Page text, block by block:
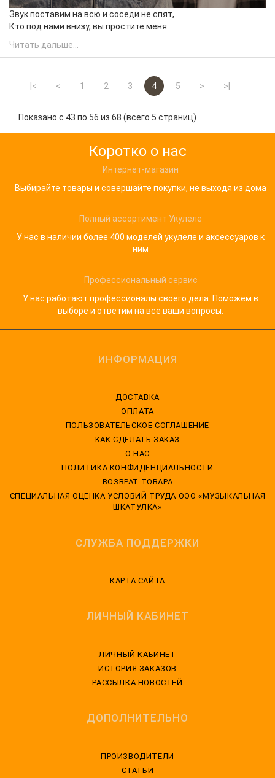
Звук поставим на всю и соседи не спят,
Кто под нами внизу, вы простите меня
Читать дальше...
|< < 1 2 3 4 5 > >|
Показано с 43 по 56 из 68 (всего 5 страниц)
Коротко о нас
Интернет-магазин
Выбирайте товары и совершайте покупки, не выходя из дома
Полный ассортимент Укулеле
У нас в наличии более 400 моделей укулеле и аксессуаров к
ним
Профессиональный сервис
У нас работают профессионалы своего дела. Поможем в
выборе и ответим на все ваши вопросы.
ИНФОРМАЦИЯ
ДОСТАВКА
ОПЛАТА
ПОЛЬЗОВАТЕЛЬСКОЕ СОГЛАШЕНИЕ
КАК СДЕЛАТЬ ЗАКАЗ
О НАС
ПОЛИТИКА КОНФИДЕНЦИАЛЬНОСТИ
ВОЗВРАТ ТОВАРА
CПЕЦИАЛЬНАЯ ОЦЕНКА УСЛОВИЙ ТРУДА ООО «МУЗЫКАЛЬНАЯ
ШКАТУЛКА»
СЛУЖБА ПОДДЕРЖКИ
КАРТА САЙТА
ЛИЧНЫЙ КАБИНЕТ
ЛИЧНЫЙ КАБИНЕТ
ИСТОРИЯ ЗАКАЗОВ
РАССЫЛКА НОВОСТЕЙ
ДОПОЛНИТЕЛЬНО
ПРОИЗВОДИТЕЛИ
СТАТЬИ